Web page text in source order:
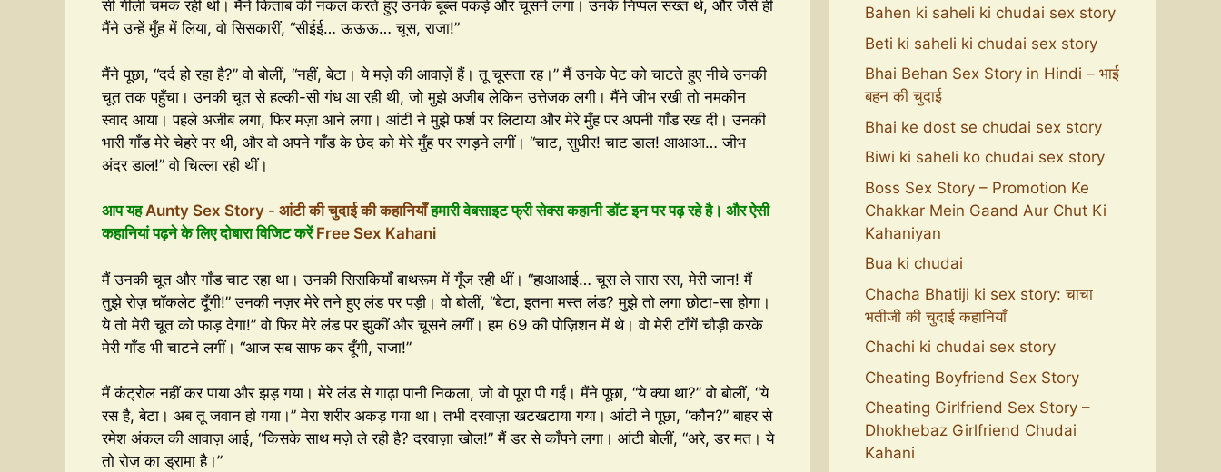
सी गीली चमक रही थी। मैंने किताब की नकल करते हुए उनके बूब्स पकड़े और चूसने लगा। उनके निप्पल सख्त थे, और जैसे ही
मैंने उन्हें मुँह में लिया, वो सिसकारीं, “सीईई… ऊऊऊ… चूस, राजा!”
मैंने पूछा, “दर्द हो रहा है?” वो बोलीं, “नहीं, बेटा। ये मज़े की आवाज़ें हैं। तू चूसता रह।” मैं उनके पेट को चाटते हुए नीचे उनकी
चूत तक पहुँचा। उनकी चूत से हल्की-सी गंध आ रही थी, जो मुझे अजीब लेकिन उत्तेजक लगी। मैंने जीभ रखी तो नमकीन
स्वाद आया। पहले अजीब लगा, फिर मज़ा आने लगा। आंटी ने मुझे फर्श पर लिटाया और मेरे मुँह पर अपनी गाँड रख दी। उनकी
भारी गाँड मेरे चेहरे पर थी, और वो अपने गाँड के छेद को मेरे मुँह पर रगड़ने लगीं। “चाट, सुधीर! चाट डाल! आआआ… जीभ
अंदर डाल!” वो चिल्ला रही थीं।
आप यहAunty Sex Story - आंटी की चुदाई की कहानियाँहमारी वेबसाइट फ्री सेक्स कहानी डॉट इन पर पढ़ रहे है। और ऐसी
कहानियां पढ़ने के लिए दोबारा विजिट करेंFree Sex Kahani
मैं उनकी चूत और गाँड चाट रहा था। उनकी सिसकियाँ बाथरूम में गूँज रही थीं। “हाआआई… चूस ले सारा रस, मेरी जान! मैं
तुझे रोज़ चॉकलेट दूँगी!” उनकी नज़र मेरे तने हुए लंड पर पड़ी। वो बोलीं, “बेटा, इतना मस्त लंड? मुझे तो लगा छोटा-सा होगा।
ये तो मेरी चूत को फाड़ देगा!” वो फिर मेरे लंड पर झुकीं और चूसने लगीं। हम 69 की पोज़िशन में थे। वो मेरी टाँगें चौड़ी करके
मेरी गाँड भी चाटने लगीं। “आज सब साफ कर दूँगी, राजा!”
मैं कंट्रोल नहीं कर पाया और झड़ गया। मेरे लंड से गाढ़ा पानी निकला, जो वो पूरा पी गईं। मैंने पूछा, “ये क्या था?” वो बोलीं, “ये
रस है, बेटा। अब तू जवान हो गया।” मेरा शरीर अकड़ गया था। तभी दरवाज़ा खटखटाया गया। आंटी ने पूछा, “कौन?” बाहर से
रमेश अंकल की आवाज़ आई, “किसके साथ मज़े ले रही है? दरवाज़ा खोल!” मैं डर से काँपने लगा। आंटी बोलीं, “अरे, डर मत। ये
तो रोज़ का ड्रामा है।”
Bahen ki saheli ki chudai sex story
Beti ki saheli ki chudai sex story
Bhai Behan Sex Story in Hindi – भाई
बहन की चुदाई
Bhai ke dost se chudai sex story
Biwi ki saheli ko chudai sex story
Boss Sex Story – Promotion Ke
Chakkar Mein Gaand Aur Chut Ki
Kahaniyan
Bua ki chudai
Chacha Bhatiji ki sex story: चाचा
भतीजी की चुदाई कहानियाँ
Chachi ki chudai sex story
Cheating Boyfriend Sex Story
Cheating Girlfriend Sex Story –
Dhokhebaz Girlfriend Chudai
Kahani